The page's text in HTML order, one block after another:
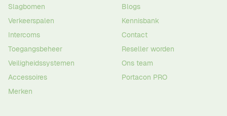
Slagbomen
Verkeerspalen
Intercoms
Toegangsbeheer
Veiligheidssystemen
Accessoires
Merken
Blogs
Kennisbank
Contact
Reseller worden
Ons team
Portacon PRO